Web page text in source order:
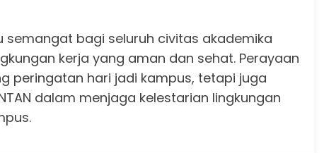
bagi seluruh civitas akademika
kerja yang aman dan sehat. Perayaan
peringatan hari jadi kampus, tetapi juga
dalam menjaga kelestarian lingkungan